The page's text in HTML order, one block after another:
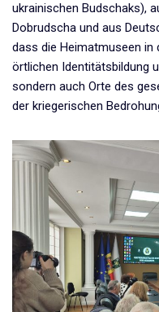
ukrainischen Budschaks),
Dobrudscha und aus
dass die Heimatmuseen in
örtlichen Identitätsbildung
sondern auch Orte des
der kriegerischen